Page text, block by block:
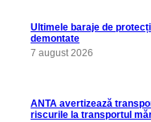
Ultimele baraje de
demontate
7 august 2026
ANTA avertizează
riscurile la transportul